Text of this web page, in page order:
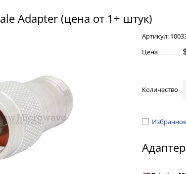
Adapter (цена от 1+ штук)
Артикул:
Цена
Количество
Избранное